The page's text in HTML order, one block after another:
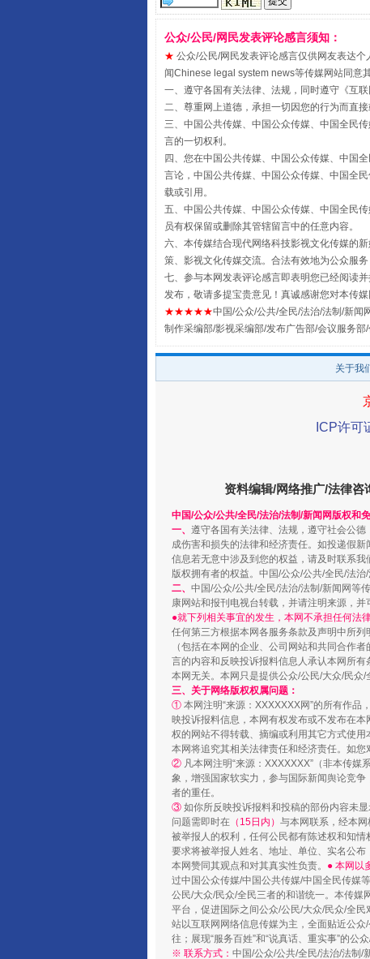
受贿1.44亿！段成刚被判无期
全民健身五年计划来了！等你上
阿坝州三大球赛在茂县开幕
国家大学科技园优化重塑工作
公众/公民/网民发表评论感言须知：
★ 公众/公民/网民发表评论感言仅供网友表达
闻Chinese legal system news等传媒网站同意
一、遵守各国有关法律、法规，同时遵守《互
二、尊重网上道德，承担一切因您的行为而直接
三、中国公共传媒、中国公众传媒、中国全民
言的一切权利。
四、您在中国公共传媒、中国公众传媒、中国
言论，中国公共传媒、中国公众传媒、中国全
载或引用。
五、中国公共传媒、中国公众传媒、中国全民
员有权保留或删除其管辖留言中的任意内容。
六、本传媒结合现代网络科技影视文化传媒的
策、影视文化传媒交流。合法有效地为公众服务
七、参与本网发表评论感言即表明您已经阅读
发布，敬请多提宝贵意见！真诚感谢您对本传
★★★★★中国/公众/公共/全民/法治/法制/新
制作采编部/影视采编部/发布广告部/会议服务部/
关于我
ICP许可
资料编辑/网络推广/法律咨
中国/公众/公共/全民/法治/法制/新闻网版权和
一、 遵守各国有关法律、法规，遵守社会公
成伤害和损失的法律和经济责任。如投递假
信息若无意中涉及到您的权益，请及时联系
版权拥有者的权益。中国/公众/公共/全民/法治
二、 中国/公众/公共/全民/法治/法制/新闻网等
康网站和报刊电视台转载，并请注明来源，并
●就下列相关事宜的发生，本网不承担任何法
任何第三方根据本网各服务条款及声明中所
（包括在本网的企业、公司网站和共同合作者
言的内容和反映投诉报料信息人承认本网所
本网无关。本网只是提供公众/公民/大众/民众
三、关于网络版权权属问题：
① 本网注明“来源：XXXXXXX网”的所有作
映投诉报料信息，本网有权发布或不发布在
权的网站不得转载、摘编或利用其它方式使
本网将追究其相关法律责任和经济责任。如您
② 凡本网注明“来源：XXXXXXX”（非本传
象，增强国家软实力，参与国际新闻舆论竞
者的重任。
③ 如你所反映投诉报料和投稿的部份内容未
问题需即时在 （15日内） 与本网联系，经本
被举报人的权利，任何公民都有陈述权和知情
要求将被举报人姓名、地址、单位、实名公
本网赞同其观点和对其真实性负责。 ● 本网以
过中国公众传媒/中国公共传媒/中国全民传媒
公民/大众/民众/全民三者的和谐统一。本传媒
平台，促进国际之间公众/公民/大众/民众/全
站以互联网网络信息传媒为主，全面贴近公
往；展现“服务百姓”和“说真话、重实事”的公
※ 联系方式： 中国/公众/公共/全民/法治/法制/